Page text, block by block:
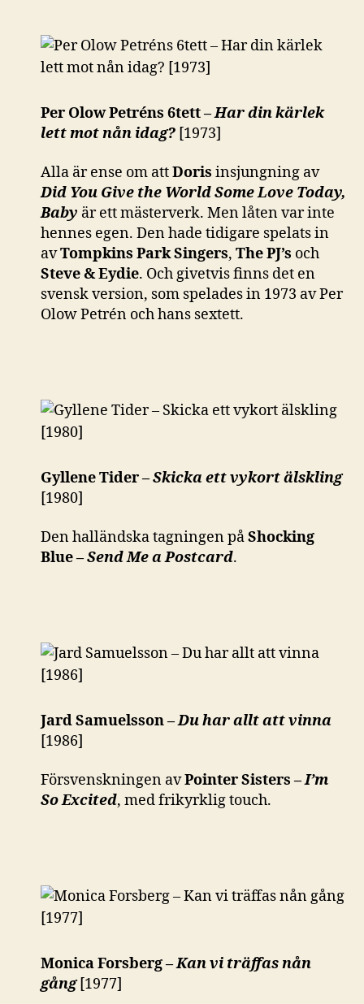
Per Olow Petréns 6tett –Har din kärlek
lett mot nån idag? [1973]
Alla är ense om attDoris insjungning av
Did You Give the World Some Love Today,
Baby är ett mästerverk. Men låten var inte
hennes egen. Den hade tidigare spelats in
avTompkins Park Singers, The PJ’s och
Steve & Eydie. Och givetvis finns det en
svensk version, som spelades in 1973 av Per
Olow Petrén och hans sextett.
Gyllene Tider –Skicka ett vykort älskling
[1980]
Den halländska tagningen påShocking
Blue –Send Me a Postcard.
Jard Samuelsson –Du har allt att vinna
[1986]
Försvenskningen avPointer Sisters –I’m
So Excited, med frikyrklig touch.
Monica Forsberg –Kan vi träffas nån
gång[1977]